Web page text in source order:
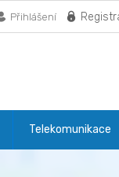
Přihlášení
Telekomunikace